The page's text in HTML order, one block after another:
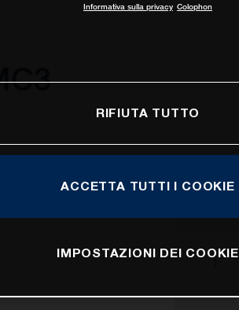
Informativa sulla privacy Colophon
RIFIUTA TUTTO
ACCETTA TUTTI I COOKIE
IMPOSTAZIONI DEI COOKIE